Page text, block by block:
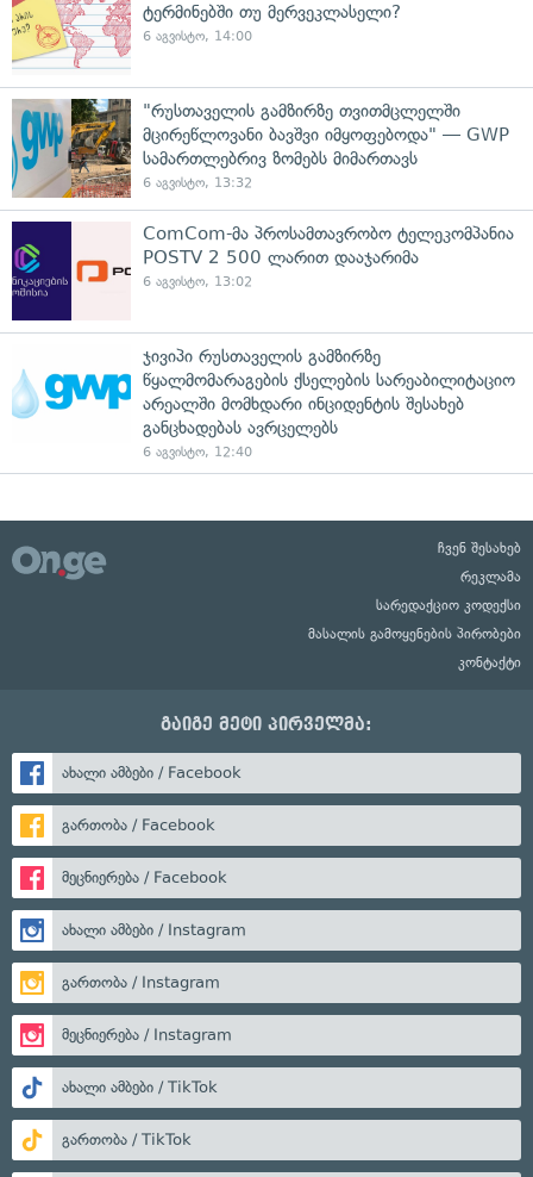
ტერმინებში თუ მერვეკლასელი?
6 აგვისტო, 14:00
"რუსთაველის გამზირზე თვითმცლელში
მცირეწლოვანი ბავშვი იმყოფებოდა" — GWP
სამართლებრივ ზომებს მიმართავს
6 აგვისტო, 13:32
ComCom-მა პროსამთავრობო ტელეკომპანია
POSTV 2 500 ლარით დააჯარიმა
6 აგვისტო, 13:02
ჯივიპი რუსთაველის გამზირზე
წყალმომარაგების ქსელების სარეაბილიტაციო
არეალში მომხდარი ინციდენტის შესახებ
განცხადებას ავრცელებს
6 აგვისტო, 12:40
ჩვენ შესახებ
რეკლამა
სარედაქციო კოდექსი
მასალის გამოყენების პირობები
კონტაქტი
გაიგე მეტი პირველმა:
ახალი ამბები / Facebook
გართობა / Facebook
მეცნიერება / Facebook
ახალი ამბები / Instagram
გართობა / Instagram
მეცნიერება / Instagram
ახალი ამბები / TikTok
გართობა / TikTok